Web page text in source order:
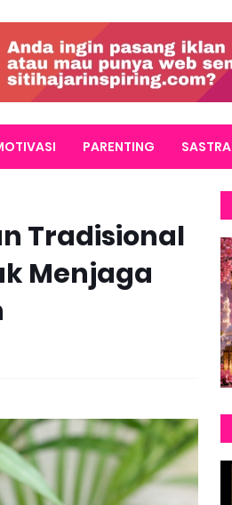
PARENTING SASTRA
Tradisional
Menjaga